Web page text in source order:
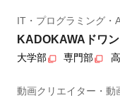
IT・プログラミング・
KADOKAWAドワ
大学部 専門部
動画クリエイター・動